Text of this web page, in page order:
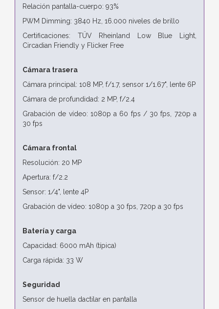
Relación pantalla-cuerpo: 93%
PWM Dimming: 3840 Hz, 16.000 niveles de brillo
Certificaciones: TÜV Rheinland Low Blue Light,
Circadian Friendly y Flicker Free
Cámara trasera
Cámara principal: 108 MP, f/1.7, sensor 1/1.67", lente 6P
Cámara de profundidad: 2 MP, f/2.4
Grabación de vídeo: 1080p a 60 fps / 30 fps, 720p a
30 fps
Cámara frontal
Resolución: 20 MP
Apertura: f/2.2
Sensor: 1/4", lente 4P
Grabación de vídeo: 1080p a 30 fps, 720p a 30 fps
Batería y carga
Capacidad: 6000 mAh (típica)
Carga rápida: 33 W
Seguridad
Sensor de huella dactilar en pantalla